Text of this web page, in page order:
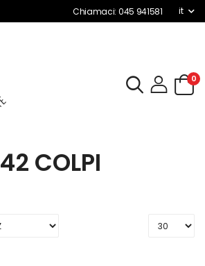
Chiamaci: 045 941581 it
0
42 COLPI